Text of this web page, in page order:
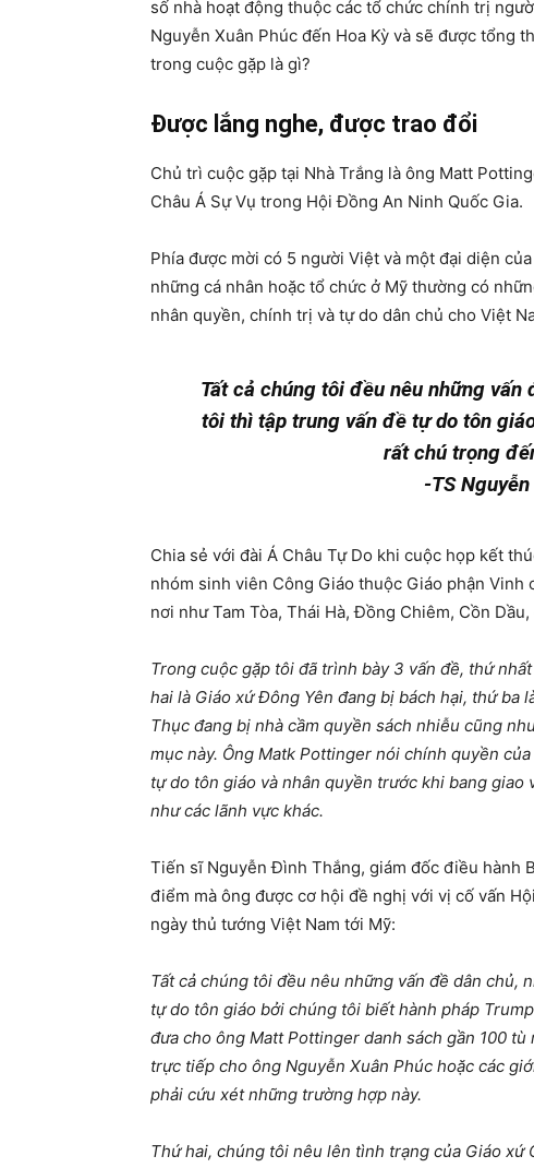
số nhà hoạt động thuộc các tổ chức chính trị
Nguyễn Xuân Phúc đến Hoa Kỳ và sẽ được tổng
trong cuộc gặp là gì?
Được lắng nghe, được trao đổi
Chủ trì cuộc gặp tại Nhà Trắng là ông Matt
Châu Á Sự Vụ trong Hội Đồng An Ninh Quốc Gia.
Phía được mời có 5 người Việt và một đại diện
những cá nhân hoặc tổ chức ở Mỹ thường có
nhân quyền, chính trị và tự do dân chủ cho Việt
Tất cả chúng tôi đều nêu những
tôi thì tập trung vấn đề tự do tôn
rất chú trọng
-TS
Chia sẻ với đài Á Châu Tự Do khi cuộc họp kết
nhóm sinh viên Công Giáo thuộc Giáo phận
nơi như Tam Tòa, Thái Hà, Đồng Chiêm, Cồn
Trong cuộc gặp tôi đã trình bày 3 vấn đề, thứ
hai là Giáo xứ Đông Yên đang bị bách hại, thứ ba
Thục đang bị nhà cầm quyền sách nhiễu cũng
mục này. Ông Matk Pottinger nói chính quyền
tự do tôn giáo và nhân quyền trước khi bang
như các lãnh vực khác.
Tiến sĩ Nguyễn Đình Thắng, giám đốc điều hành
điểm mà ông được cơ hội đề nghị với vị cố vấn
ngày thủ tướng Việt Nam tới Mỹ:
Tất cả chúng tôi đều nêu những vấn đề dân chủ,
tự do tôn giáo bởi chúng tôi biết hành pháp
đưa cho ông Matt Pottinger danh sách gần 100
trực tiếp cho ông Nguyễn Xuân Phúc hoặc các
phải cứu xét những trường hợp này.
Thứ hai, chúng tôi nêu lên tình trạng của Giáo